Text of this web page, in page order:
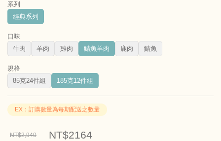
系列
經典系列
口味
牛肉
羊肉 雞肉 鯖魚羊肉 鹿肉 鯖魚
規格
85克24件組
185克12件組
EX：訂購數量為每期配送之數量
NT$2,940 NT$2164